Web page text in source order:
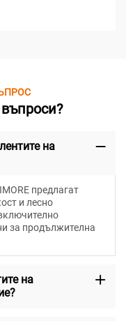
на
предлагат
и лесно
за продължителна
на